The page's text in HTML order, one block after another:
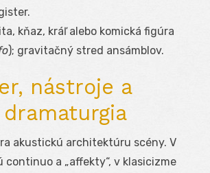
kňaz, kráľ alebo komická figúra
); gravitačný stred ansámblov.
nástroje a
dramaturgia
akustickú architektúru scény. V
continuo a „affekty“, v klasicizme